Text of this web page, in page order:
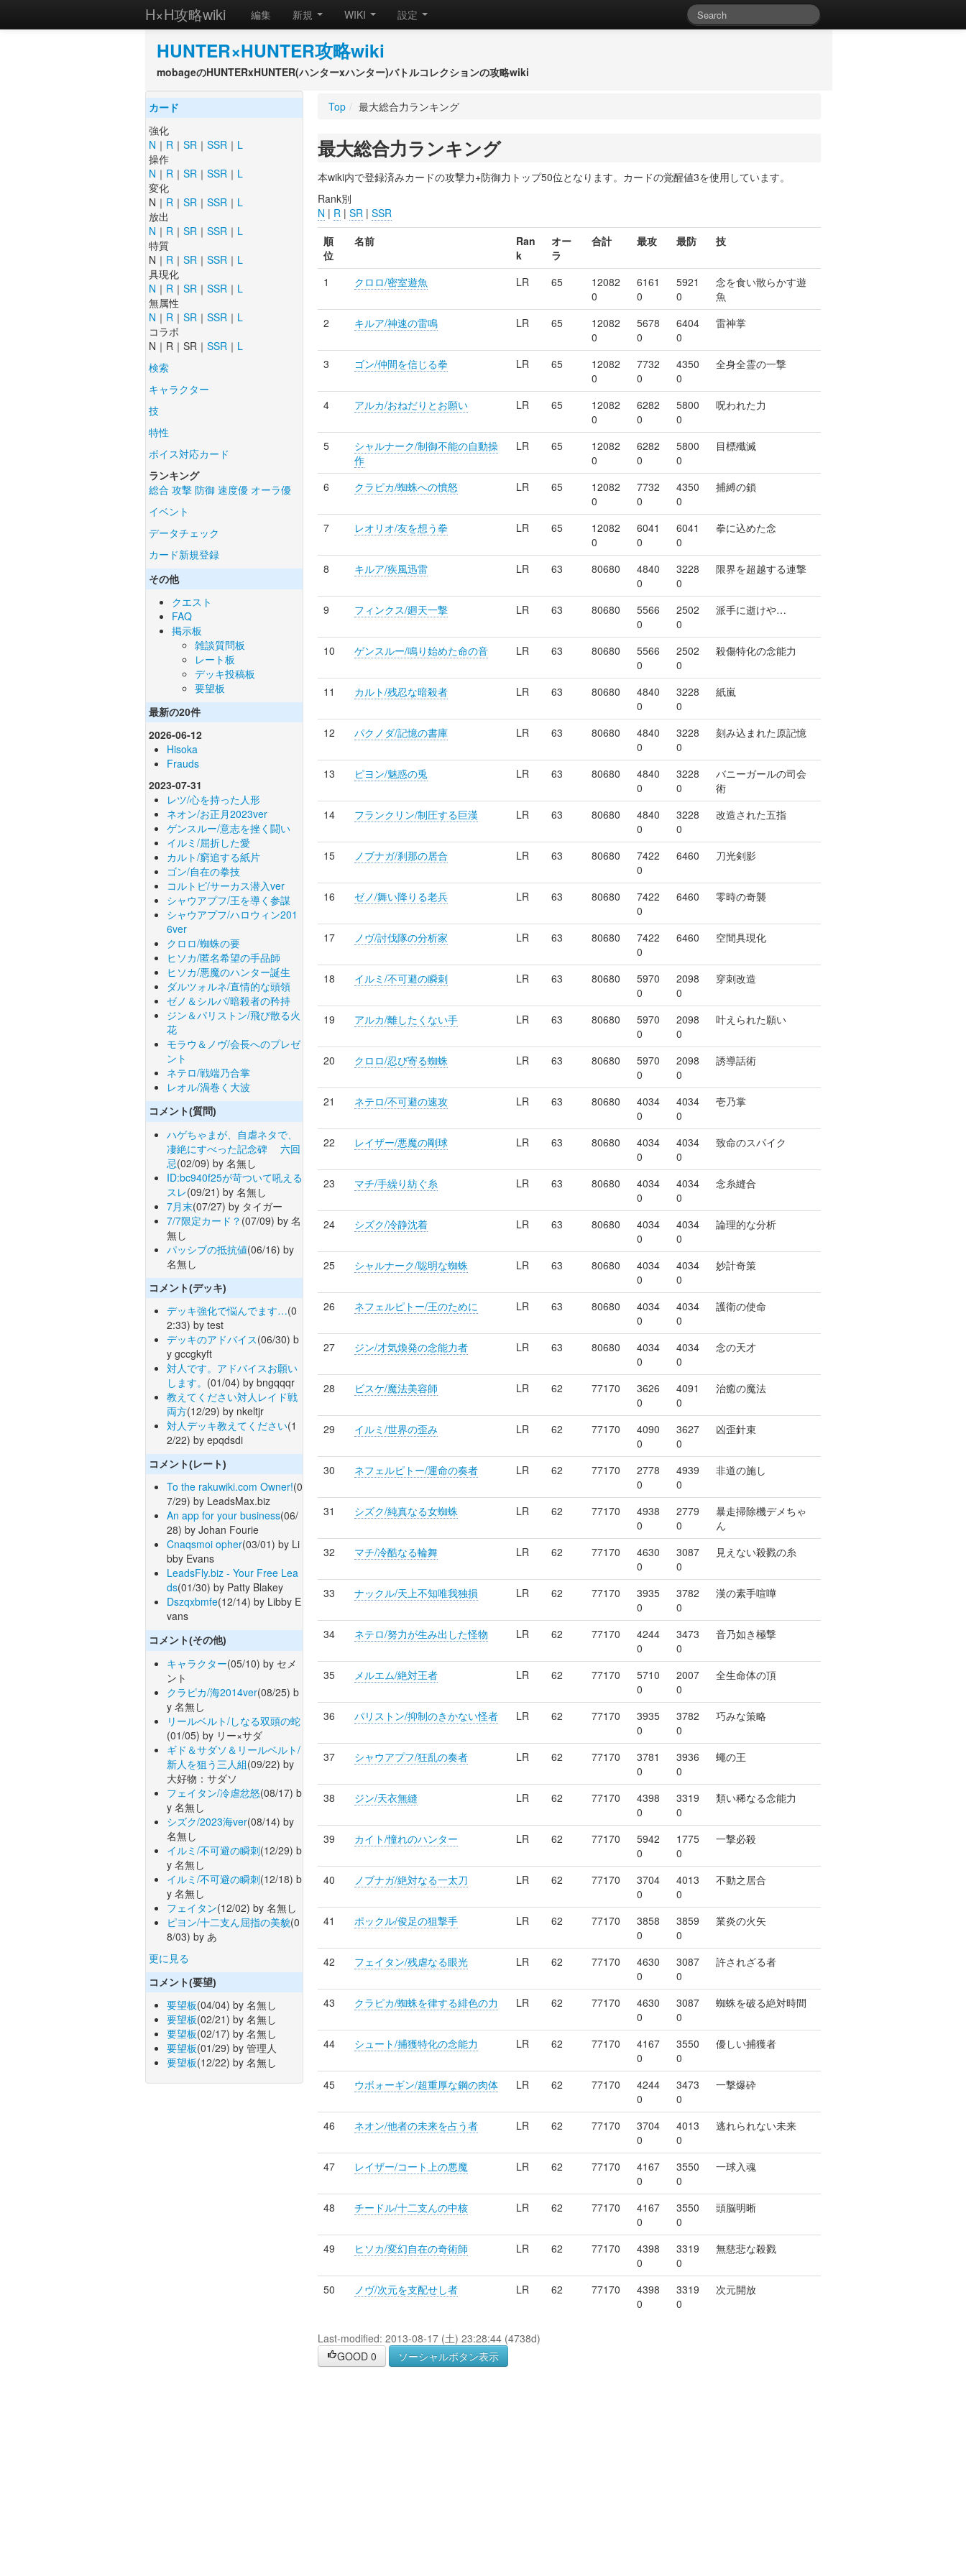
H×H攻略wiki 編集 新規 WIKI 設定
HUNTER×HUNTER攻略wiki
mobageのHUNTERxHUNTER(ハンターxハンター)バトルコレクションの攻略wiki
カード
強化
N ｜ R ｜ SR ｜ SSR ｜ L
操作
N ｜ R ｜ SR ｜ SSR ｜ L
変化
N｜ R ｜ SR ｜ SSR ｜ L
放出
N ｜ R ｜ SR ｜ SSR ｜ L
特質
N｜ R ｜ SR ｜ SSR ｜ L
具現化
N ｜ R ｜ SR ｜ SSR ｜ L
無属性
N ｜ R ｜ SR ｜ SSR ｜ L
コラボ
N｜R｜SR｜ SSR ｜ L
検索
キャラクター
技
特性
ボイス対応カード
ランキング
総合 攻撃 防御 速度優 オーラ優
イベント
データチェック
カード新規登録
その他
クエスト
FAQ
掲示板
雑談質問板
レート板
デッキ投稿板
要望板
最新の20件
2026-06-12
Hisoka
Frauds
2023-07-31
レツ/心を持った人形
ネオン/お正月2023ver
ゲンスルー/意志を挫く闘い
イルミ/屈折した愛
カルト/窮追する紙片
ゴン/自在の拳技
コルトピ/サーカス潜入ver
シャウアプフ/王を導く参謀
シャウアプフ/ハロウィン201
6ver
クロロ/蜘蛛の要
ヒソカ/匿名希望の手品師
ヒソカ/悪魔のハンター誕生
ダルツォルネ/直情的な頭領
ゼノ＆シルバ/暗殺者の矜持
ジン＆パリストン/飛び散る火
花
モラウ＆ノヴ/会長へのプレゼ
ント
ネテロ/戦端乃合掌
レオル/渦巻く大波
コメント(質問)
ハゲちゃまが、自虐ネタで、
凄絶にすべった記念碑 六回
忌(02/09) by 名無し
ID:bc940f25が苛ついて吼える
スレ(09/21) by 名無し
7月末(07/27) by タイガー
7/7限定カード？ (07/09) by 名
無し
パッシブの抵抗値(06/16) by
名無し
コメント(デッキ)
デッキ強化で悩んでます…(0
2:33) by test
デッキのアドバイス(06/30) b
y gccgkyft
対人です。アドバイスお願い
します。 (01/04) by bngqqqr
教えてください対人レイド戦
両方(12/29) by nkeltjr
対人デッキ教えてください(1
2/22) by epqdsdi
コメント(レート)
To the rakuwiki.com Owner!(0
7/29) by LeadsMax.biz
An app for your business(06/
28) by Johan Fourie
Cnaqsmoi opher(03/01) by Li
bby Evans
LeadsFly.biz - Your Free Lea
ds(01/30) by Patty Blakey
Dszqxbmfe(12/14) by Libby E
vans
コメント(その他)
キャラクター(05/10) by セメ
ント
クラピカ/海2014ver(08/25) b
y 名無し
リールベルト/しなる双頭の蛇
(01/05) by リー×サダ
ギド＆サダソ＆リールベルト/
新人を狙う三人組(09/22) by
大好物：サダソ
フェイタン/冷虐忿怒(08/17) b
y 名無し
シズク/2023海ver(08/14) by
名無し
イルミ/不可避の瞬刺(12/29) b
y 名無し
イルミ/不可避の瞬刺(12/18) b
y 名無し
フェイタン(12/02) by 名無し
ピヨン/十二支ん屈指の美貌(0
8/03) by あ
更に見る
コメント(要望)
要望板(04/04) by 名無し
要望板(02/21) by 名無し
要望板(02/17) by 名無し
要望板(01/29) by 管理人
要望板(12/22) by 名無し
Top / 最大総合力ランキング
最大総合力ランキング
本wiki内で登録済みカードの攻撃力+防御力トップ50位となります。カードの覚醒値3を使用しています。
Rank別
N | R | SR | SSR
順
位
名前
Ran
k
オー
ラ
合計 最攻 最防 技
1 クロロ/密室遊魚 LR 65
12082
0
6161
0
5921
0
念を食い散らかす遊
魚
2
キルア/神速の雷鳴 LR 65
12082
0
5678
0
6404
0
雷神掌
3 ゴン/仲間を信じる拳 LR 65
12082
0
7732
0
4350
0
全身全霊の一撃
4 アルカ/おねだりとお願い LR 65
12082
0
6282
0
5800
0
呪われた力
5
シャルナーク/制御不能の自動操
作
LR 65
12082
0
6282
0
5800
0
目標殲滅
6 クラピカ/蜘蛛への憤怒 LR 65
12082
0
7732
0
4350
0
捕縛の鎖
7 レオリオ/友を想う拳 LR 65
12082
0
6041
0
6041
0
拳に込めた念
8 キルア/疾風迅雷 LR 63 80680
4840
0
3228
0
限界を超越する連撃
9 フィンクス/廻天一撃 LR 63 80680
5566
0
2502
0
派手に逝けや…
10 ゲンスルー/鳴り始めた命の音 LR 63 80680
5566
0
2502
0
殺傷特化の念能力
11 カルト/残忍な暗殺者 LR 63 80680
4840
0
3228
0
紙嵐
12 パクノダ/記憶の書庫 LR 63 80680
4840
0
3228
0
刻み込まれた原記憶
13 ピヨン/魅惑の兎 LR 63 80680
4840
0
3228
0
バニーガールの司会
術
14
フランクリン/制圧する巨漢 LR 63 80680
4840
0
3228
0
改造された五指
15 ノブナガ/刹那の居合 LR 63 80680
7422
0
6460 刀光剣影
16 ゼノ/舞い降りる老兵 LR 63 80680
7422
0
6460 零時の奇襲
17 ノヴ/討伐隊の分析家 LR 63 80680
7422
0
6460 空間具現化
18 イルミ/不可避の瞬刺 LR 63 80680
5970
0
2098
0
穿刺改造
19 アルカ/離したくない手 LR 63 80680
5970
0
2098
0
叶えられた願い
20 クロロ/忍び寄る蜘蛛 LR 63 80680
5970
0
2098
0
誘導話術
21 ネテロ/不可避の速攻 LR 63 80680
4034
0
4034
0
壱乃掌
22 レイザー/悪魔の剛球 LR 63 80680
4034
0
4034
0
致命のスパイク
23 マチ/手繰り紡ぐ糸 LR 63 80680
4034
0
4034
0
念糸縫合
24 シズク/冷静沈着 LR 63 80680
4034
0
4034
0
論理的な分析
25 シャルナーク/聡明な蜘蛛 LR 63 80680
4034
0
4034
0
妙計奇策
26 ネフェルピトー/王のために LR 63 80680
4034
0
4034
0
護衛の使命
27 ジン/才気煥発の念能力者 LR 63 80680
4034
0
4034
0
念の天才
28 ビスケ/魔法美容師 LR 62 77170
3626
0
4091
0
治癒の魔法
29 イルミ/世界の歪み LR 62 77170
4090
0
3627
0
凶歪針束
30 ネフェルピトー/運命の奏者 LR 62 77170
2778
0
4939
0
非道の施し
31 シズク/純真なる女蜘蛛 LR 62 77170
4938
0
2779
0
暴走掃除機デメちゃ
ん
32
マチ/冷酷なる輪舞 LR 62 77170
4630
0
3087
0
見えない殺戮の糸
33 ナックル/天上不知唯我独損 LR 62 77170
3935
0
3782
0
漢の素手喧嘩
34 ネテロ/努力が生み出した怪物 LR 62 77170
4244
0
3473
0
音乃如き極撃
35 メルエム/絶対王者 LR 62 77170
5710
0
2007
0
全生命体の頂
36 パリストン/抑制のきかない怪者 LR 62 77170
3935
0
3782
0
巧みな策略
37 シャウアプフ/狂乱の奏者 LR 62 77170
3781
0
3936
0
蠅の王
38 ジン/天衣無縫 LR 62 77170
4398
0
3319
0
類い稀なる念能力
39 カイト/憧れのハンター LR 62 77170
5942
0
1775
0
一撃必殺
40 ノブナガ/絶対なる一太刀 LR 62 77170
3704
0
4013
0
不動之居合
41 ポックル/俊足の狙撃手 LR 62 77170
3858
0
3859
0
業炎の火矢
42 フェイタン/残虐なる眼光 LR 62 77170
4630
0
3087
0
許されざる者
43 クラピカ/蜘蛛を律する緋色の力 LR 62 77170
4630
0
3087
0
蜘蛛を破る絶対時間
44 シュート/捕獲特化の念能力 LR 62 77170
4167
0
3550
0
優しい捕獲者
45 ウボォーギン/超重厚な鋼の肉体 LR 62 77170
4244
0
3473
0
一撃爆砕
46 ネオン/他者の未来を占う者 LR 62 77170
3704
0
4013
0
逃れられない未来
47 レイザー/コート上の悪魔 LR 62 77170
4167
0
3550
0
一球入魂
48 チードル/十二支んの中核 LR 62 77170
4167
0
3550
0
頭脳明晰
49 ヒソカ/変幻自在の奇術師 LR 62 77170
4398
0
3319
0
無慈悲な殺戮
50 ノヴ/次元を支配せし者 LR 62 77170
4398
0
3319
0
次元開放
Last-modified: 2013-08-17 (土) 23:28:44 (4738d)
GOOD 0 ソーシャルボタン表示